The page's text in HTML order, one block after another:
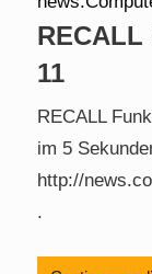
11
RECALL
im 5
http://
.